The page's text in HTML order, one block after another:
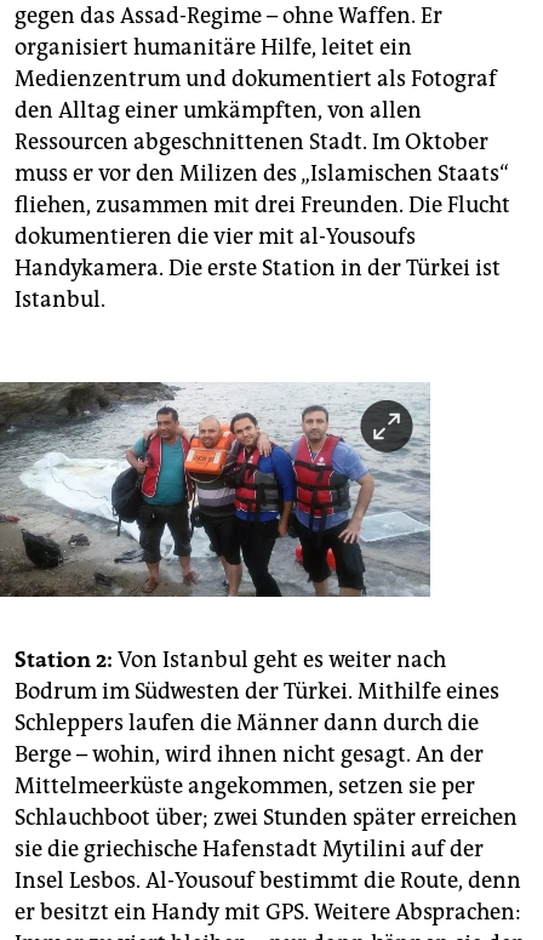
gegen das Assad-Regime – ohne Waffen. Er
organisiert humanitäre Hilfe, leitet ein
Medienzentrum und dokumentiert als Fotograf
den Alltag einer umkämpften, von allen
Ressourcen abgeschnittenen Stadt. Im Oktober
muss er vor den Milizen des „Islamischen Staats“
fliehen, zusammen mit drei Freunden. Die Flucht
dokumentieren die vier mit al-Yousoufs
Handykamera. Die erste Station in der Türkei ist
Istanbul.
Station 2: Von Istanbul geht es weiter nach
Bodrum im Südwesten der Türkei. Mithilfe eines
Schleppers laufen die Männer dann durch die
Berge – wohin, wird ihnen nicht gesagt. An der
Mittelmeerküste angekommen, setzen sie per
Schlauchboot über; zwei Stunden später erreichen
sie die griechische Hafenstadt Mytilini auf der
Insel Lesbos. Al-Yousouf bestimmt die Route, denn
er besitzt ein Handy mit GPS. Weitere Absprachen: